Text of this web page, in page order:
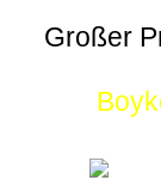
Großer